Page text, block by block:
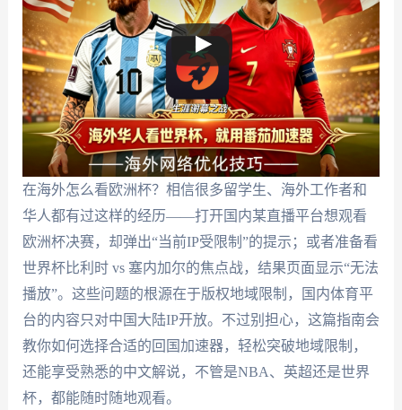
在海外怎么看欧洲杯？相信很多留学生、海外工作者和
华人都有过这样的经历——打开国内某直播平台想观看
欧洲杯决赛，却弹出“当前IP受限制”的提示；或者准备看
世界杯比利时 vs 塞内加尔的焦点战，结果页面显示“无法
播放”。这些问题的根源在于版权地域限制，国内体育平
台的内容只对中国大陆IP开放。不过别担心，这篇指南会
教你如何选择合适的回国加速器，轻松突破地域限制，
还能享受熟悉的中文解说，不管是NBA、英超还是世界
杯，都能随时随地观看。